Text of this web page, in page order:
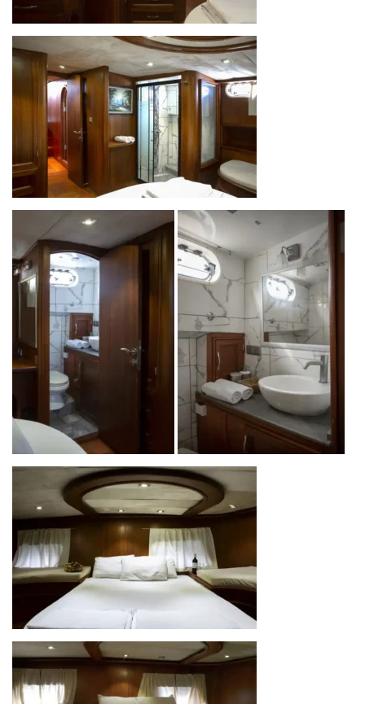
Yattayım Turizm A.Ş., eşsiz bir yat deneyimi sunarak mavi
yolculuğunuzu unutulmaz kılmayı amaçlıyor. Lüks tekne
kiralama hizmetlerimizle, hayalinizdeki tatili gerçeğe
dönüştürmek için profesyonel ekibimizle her an
yanınızdayız. Türkiye’nin en güzel koylarında, hem